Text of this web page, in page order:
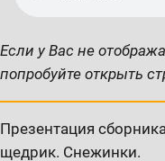
Если у Вас не
попробуйте открыть
Презентация
щедрик. Снежинки.